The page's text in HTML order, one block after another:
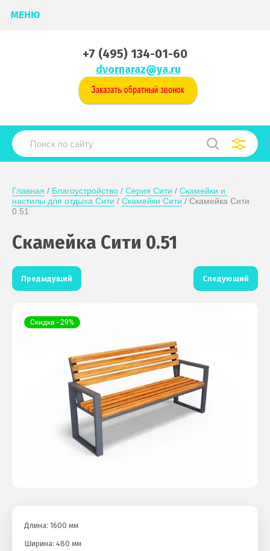
МЕНЮ
+7 (495) 134-01-60
dvornaraz@ya.ru
Главная / Благоустройство / Серия Сити / Скамейки и
настилы для отдыха Сити / Скамейки Сити / Скамейка Сити
0.51
Скамейка Сити 0.51
Предыдущий Следующий
Скидка - 29%
Длина: 1600 мм
Ширина: 480 мм